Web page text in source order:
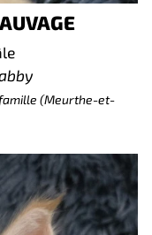
(Meurthe-et-